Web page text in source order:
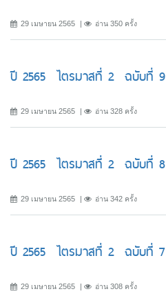
29 เมษายน 2565 อ่าน 350 ครั้ง
ปี 2565 ไตรมาสที่ 2 ฉบับที่ 9
29 เมษายน 2565 อ่าน 328 ครั้ง
ปี 2565 ไตรมาสที่ 2 ฉบับที่ 8
29 เมษายน 2565 อ่าน 342 ครั้ง
ปี 2565 ไตรมาสที่ 2 ฉบับที่ 7
29 เมษายน 2565 อ่าน 308 ครั้ง